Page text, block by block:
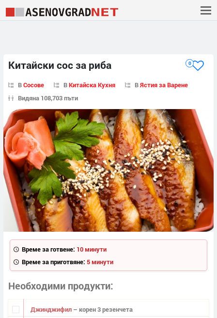
Китайски сос за риба 0
ВСосове ВКитайска Кухня ВЯстия за Варене
Видяна 108,703 пъти
Време за готвене: 10 минути
Време за приготвяне: 5 минути
Необходими продукти
Джинджифил – корен 3 резенчета